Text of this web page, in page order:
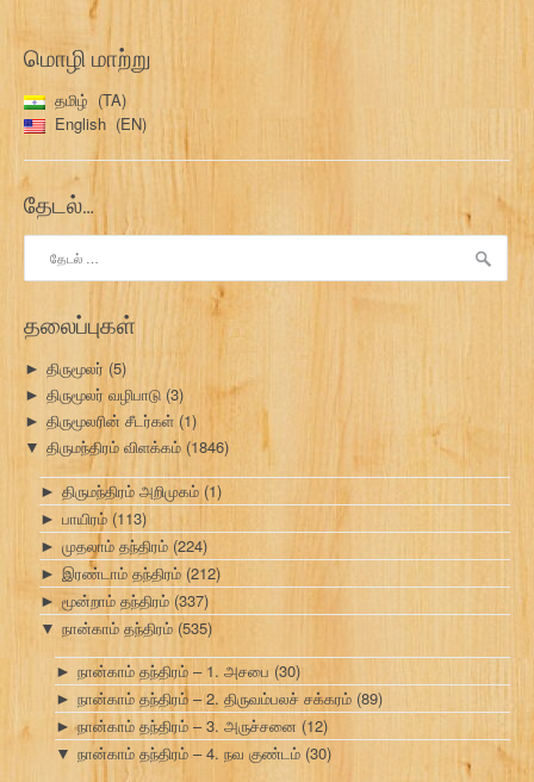
மொழி மாற்று
தமிழ்
TA
English
EN
தேடல்…
தேடு:
தலைப்புகள்
► திருமூலர் (5)
► திருமூலர் வழிபாடு (3)
► திருமூலரின் சீடர்கள் (1)
▼ திருமந்திரம் விளக்கம் (1846)
► திருமந்திரம் அறிமுகம் (1)
► பாயிரம் (113)
► முதலாம் தந்திரம் (224)
► இரண்டாம் தந்திரம் (212)
► மூன்றாம் தந்திரம் (337)
▼ நான்காம் தந்திரம் (535)
► நான்காம் தந்திரம் – 1. அசபை (30)
► நான்காம் தந்திரம் – 2. திருவம்பலச் சக்கரம் (89)
► நான்காம் தந்திரம் – 3. அருச்சனை (12)
▼ நான்காம் தந்திரம் – 4. நவ குண்டம் (30)